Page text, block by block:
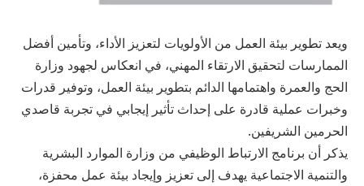
ويعد تطوير بيئة العمل من الأولويات لتعزيز الأداء، وتأمين أفضل
الممارسات لتحقيق الارتقاء المهني، في انعكاس لجهود وزارة
الحج والعمرة واهتمامها الدائم بتطوير بيئة العمل، وتوفير قدرات
وخبرات عملية قادرة على إحداث تأثير إيجابي في تجربة قاصدي
الحرمين الشريفين.
يذكر أن برنامج الارتباط الوظيفي من وزارة الموارد البشرية
والتنمية الاجتماعية يهدف إلى تعزيز وإيجاد بيئة عمل محفزة،